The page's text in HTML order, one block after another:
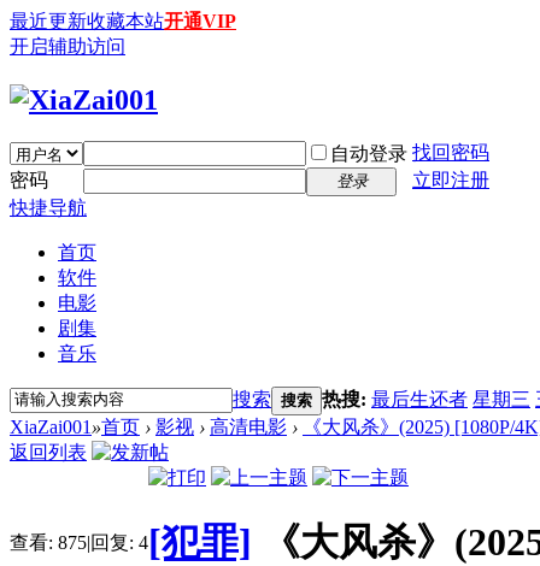
最近更新收藏本站开通VIP
开启辅助访问
自动登录 找回密码
密码
登录
立即注册
快捷导航
首页
软件
电影
剧集
音乐
搜索 搜索 热搜: 最后生还者 星期三
XiaZai001 »首页 › 影视 › 高清电影 ›
《大风杀》(2025) [1080P/
返回列表
查看: 875|回复: 4[犯罪] 《大风杀》